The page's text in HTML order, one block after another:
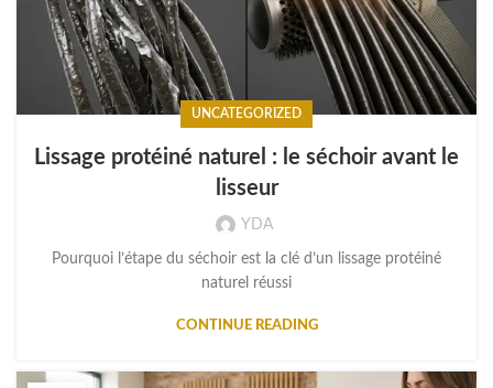
UNCATEGORIZED
Lissage protéiné naturel : le séchoir avant le
lisseur
YDA
Pourquoi l’étape du séchoir est la clé d’un lissage protéiné
naturel réussi
CONTINUE READING